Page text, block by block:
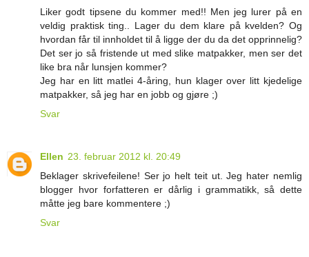
Liker godt tipsene du kommer med!! Men jeg lurer på en
veldig praktisk ting.. Lager du dem klare på kvelden? Og
hvordan får til innholdet til å ligge der du da det opprinnelig?
Det ser jo så fristende ut med slike matpakker, men ser det
like bra når lunsjen kommer?
Jeg har en litt matlei 4-åring, hun klager over litt kjedelige
matpakker, så jeg har en jobb og gjøre ;)
Svar
Ellen 23. februar 2012 kl. 20:49
Beklager skrivefeilene! Ser jo helt teit ut. Jeg hater nemlig
blogger hvor forfatteren er dårlig i grammatikk, så dette
måtte jeg bare kommentere ;)
Svar